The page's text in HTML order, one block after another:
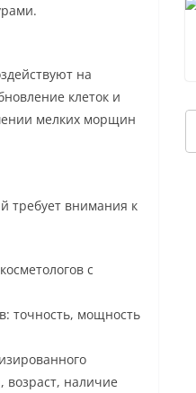
на
клеток и
мелких морщин
требует внимания к
с
точность, мощность
возраст, наличие